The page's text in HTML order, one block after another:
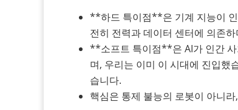
**하드 특이점**은 기계 지능이
전히 전력과 데이터 센터에 의존
**소프트 특이점**은 AI가 인간
며, 우리는 이미 이 시대에 진입했
습니다.
핵심은 통제 불능의 로봇이 아니